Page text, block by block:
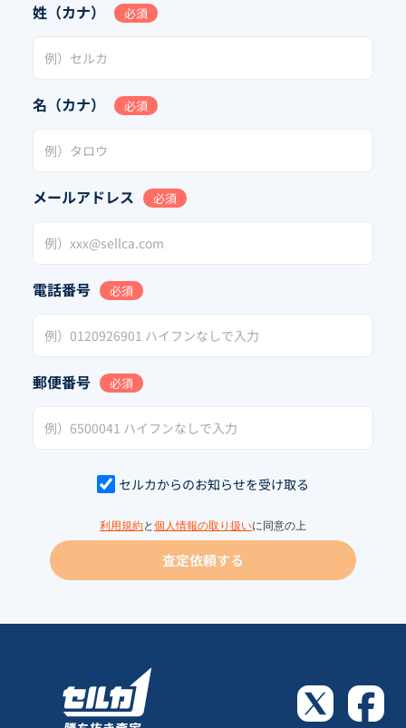
姓（カナ） 必須
名（カナ） 必須
メールアドレス 必須
電話番号 必須
郵便番号 必須
セルカからのお知らせを受け取る
利用規約と 個人情報の取り扱いに同意の上
査定依頼する